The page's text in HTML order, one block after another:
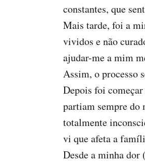
constantes, que
Mais tarde, foi a
vividos e não
ajudar-me a mim
Assim, o processo
Depois foi
partiam sempre do
totalmente
vi que afeta a
Desde a minha